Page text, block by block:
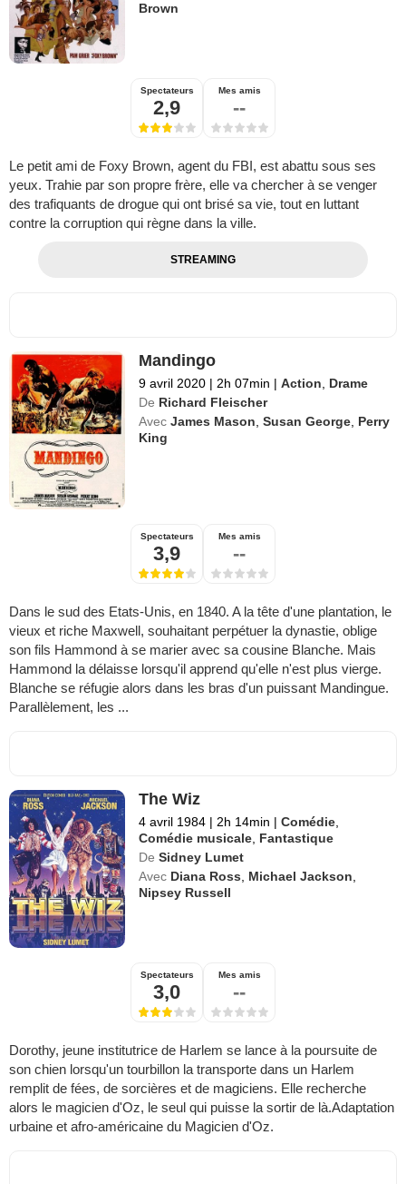
Brown
Spectateurs
2,9
Mes amis
--
Le petit ami de Foxy Brown, agent du FBI, est abattu sous ses
yeux. Trahie par son propre frère, elle va chercher à se venger
des trafiquants de drogue qui ont brisé sa vie, tout en luttant
contre la corruption qui règne dans la ville.
STREAMING
Mandingo
9 avril 2020 | 2h 07min | Action
Drame
De Richard Fleischer
Avec James Mason ,Susan George Perry
King
Spectateurs
3,9
Mes amis
--
Dans le sud des Etats-Unis, en 1840. A la tête d'une plantation, le
vieux et riche Maxwell, souhaitant perpétuer la dynastie, oblige
son fils Hammond à se marier avec sa cousine Blanche. Mais
Hammond la délaisse lorsqu'il apprend qu'elle n'est plus vierge.
Blanche se réfugie alors dans les bras d'un puissant Mandingue.
Parallèlement, les ...
The Wiz
4 avril 1984 | 2h 14min | Comédie
Comédie musicale Fantastique
De Sidney Lumet
Avec Diana Ross Michael Jackson
Nipsey Russell
Spectateurs
3,0
Mes amis
--
Dorothy, jeune institutrice de Harlem se lance à la poursuite de
son chien lorsqu'un tourbillon la transporte dans un Harlem
remplit de fées, de sorcières et de magiciens. Elle recherche
alors le magicien d'Oz, le seul qui puisse la sortir de là.Adaptation
urbaine et afro-américaine du Magicien d'Oz.